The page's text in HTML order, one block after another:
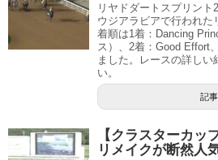
リヤドダートスプリン
ウジアラビアで行われ
着順は1着：Dancing
ス）、2着：Good Effort
ました。レースの詳しい
い。
記
【クラスターカッ
リメイクが断然人